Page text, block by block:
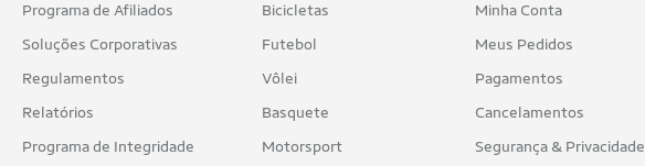
Programa de Afiliados
Soluções Corporativas
Regulamentos
Relatórios
Programa de Integridade
Bicicletas
Futebol
Vôlei
Basquete
Motorsport
Minha Conta
Meus Pedidos
Pagamentos
Cancelamentos
Segurança & Privacidade